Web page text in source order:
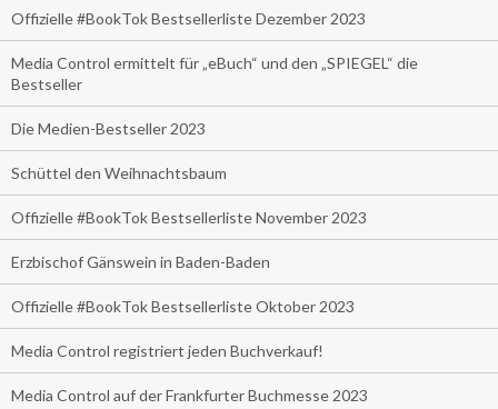
Offizielle #BookTok Bestsellerliste Dezember 2023
Media Control ermittelt für „eBuch“ und den „SPIEGEL“ die
Bestseller
Die Medien-Bestseller 2023
Schüttel den Weihnachtsbaum
Offizielle #BookTok Bestsellerliste November 2023
Erzbischof Gänswein in Baden-Baden
Offizielle #BookTok Bestsellerliste Oktober 2023
Media Control registriert jeden Buchverkauf!
Media Control auf der Frankfurter Buchmesse 2023